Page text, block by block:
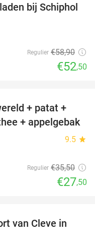
11%
bij Schiphol
Regulier €58,90
€52,50
23%
+ patat +
+ appelgebak
9.5 star
Regulier €35,50
€27,50
40%
van Cleve in